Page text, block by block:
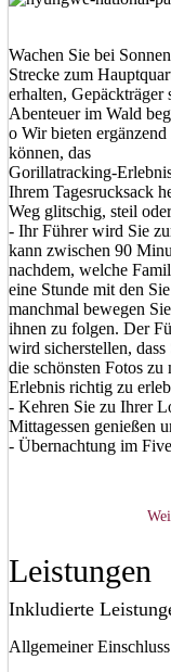
Wachen Sie bei
Strecke zum
erhalten,
Abenteuer im Wald
o Wir bieten
können, das
Gorillatracking-
Ihrem Tagesrucksack
Weg glitschig, steil
- Ihr Führer wird Sie
kann zwischen 90
nachdem, welche
eine Stunde mit den
manchmal bewegen
ihnen zu folgen. Der
wird sicherstellen,
die schönsten Fotos zu
Erlebnis richtig zu
- Kehren Sie zu Ihrer
Mittagessen genießen
- Übernachtung im
Leistungen
Inkludierte
Allgemeiner Einschluss